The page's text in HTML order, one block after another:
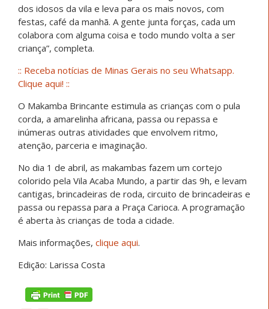
dos idosos da vila e leva para os mais novos, com
festas, café da manhã. A gente junta forças, cada um
colabora com alguma coisa e todo mundo volta a ser
criança”, completa.
:: Receba notícias de Minas Gerais no seu Whatsapp.
Clique aqui! ::
O Makamba Brincante estimula as crianças com o pula
corda, a amarelinha africana, passa ou repassa e
inúmeras outras atividades que envolvem ritmo,
atenção, parceria e imaginação.
No dia 1 de abril, as makambas fazem um cortejo
colorido pela Vila Acaba Mundo, a partir das 9h, e levam
cantigas, brincadeiras de roda, circuito de brincadeiras e
passa ou repassa para a Praça Carioca. A programação
é aberta às crianças de toda a cidade.
Mais informações, clique aqui.
Edição: Larissa Costa